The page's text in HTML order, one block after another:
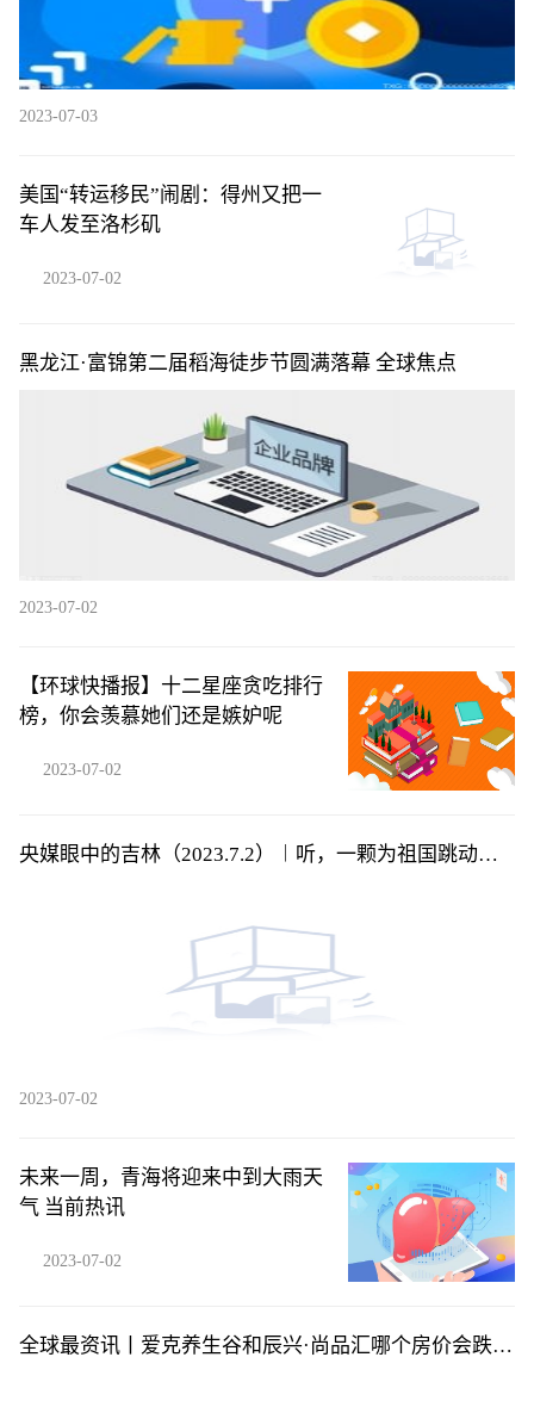
2023-07-03
美国“转运移民”闹剧：得州又把一
车人发至洛杉矶
2023-07-02
黑龙江·富锦第二届稻海徒步节圆满落幕 全球焦点
2023-07-02
【环球快播报】十二星座贪吃排行
榜，你会羡慕她们还是嫉妒呢
2023-07-02
央媒眼中的吉林（2023.7.2）︱听，一颗为祖国跳动的
2023-07-02
未来一周，青海将迎来中到大雨天
气 当前热讯
2023-07-02
全球最资讯丨爱克养生谷和辰兴·尚品汇哪个房价会跌？